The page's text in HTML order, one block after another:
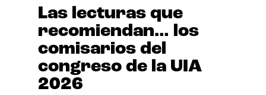
Las lecturas que
recomiendan… los
comisarios del
congreso de la UIA
2026